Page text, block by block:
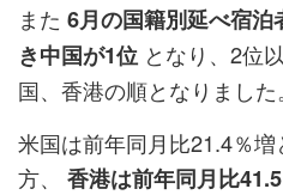
また 6月の国籍別延べ宿
き中国が1位 となり、2位
国、香港の順となりました。
米国は前年同月比21.4％
方、 香港は前年同月比